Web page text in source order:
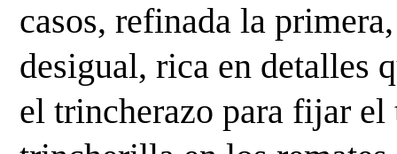
casos, refinada la
desigual, rica en detalles
el trincherazo para fijar